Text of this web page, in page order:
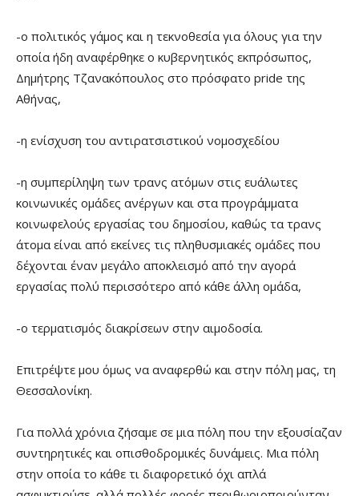
-ο πολιτικός γάμος και η τεκνοθεσία για όλους για την
οποία ήδη αναφέρθηκε ο κυβερνητικός εκπρόσωπος,
Δημήτρης Τζανακόπουλος στο πρόσφατο pride της
Αθήνας,
-η ενίσχυση του αντιρατσιστικού νομοσχεδίου
-η συμπερίληψη των τρανς ατόμων στις ευάλωτες
κοινωνικές ομάδες ανέργων και στα προγράμματα
κοινωφελούς εργασίας του δημοσίου, καθώς τα τρανς
άτομα είναι από εκείνες τις πληθυσμιακές ομάδες που
δέχονται έναν μεγάλο αποκλεισμό από την αγορά
εργασίας πολύ περισσότερο από κάθε άλλη ομάδα,
-ο τερματισμός διακρίσεων στην αιμοδοσία.
Επιτρέψτε μου όμως να αναφερθώ και στην πόλη μας, τη
Θεσσαλονίκη.
Για πολλά χρόνια ζήσαμε σε μια πόλη που την εξουσίαζαν
συντηρητικές και οπισθοδρομικές δυνάμεις. Μια πόλη
στην οποία το κάθε τι διαφορετικό όχι απλά